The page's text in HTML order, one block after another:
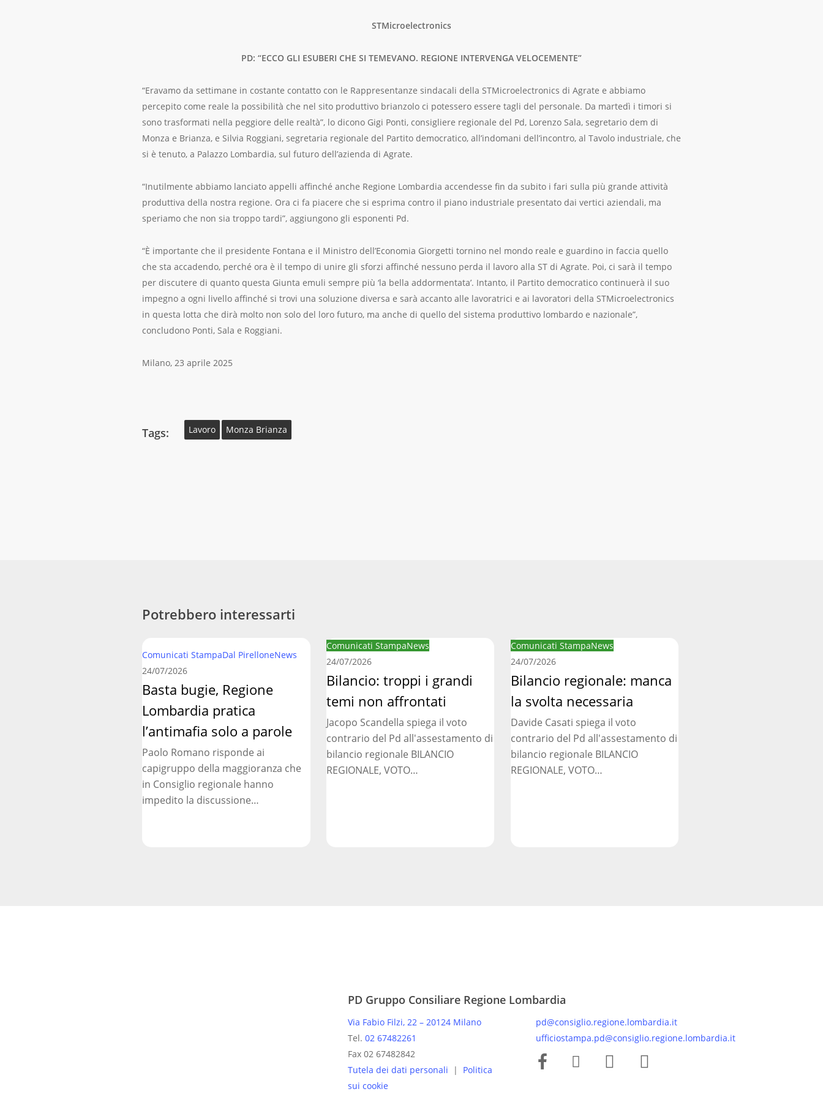
STMicroelectronics
PD: “ECCO GLI ESUBERI CHE SI TEMEVANO. REGIONE INTERVENGA VELOCEMENTE”
“Eravamo da settimane in costante contatto con le Rappresentanze sindacali della STMicroelectronics di Agrate e abbiamo
percepito come reale la possibilità che nel sito produttivo brianzolo ci potessero essere tagli del personale. Da martedì i timori si
sono trasformati nella peggiore delle realtà”, lo dicono Gigi Ponti, consigliere regionale del Pd, Lorenzo Sala, segretario dem di
Monza e Brianza, e Silvia Roggiani, segretaria regionale del Partito democratico, all’indomani dell’incontro, al Tavolo industriale, che
si è tenuto, a Palazzo Lombardia, sul futuro dell’azienda di Agrate.
“Inutilmente abbiamo lanciato appelli affinché anche Regione Lombardia accendesse fin da subito i fari sulla più grande attività
produttiva della nostra regione. Ora ci fa piacere che si esprima contro il piano industriale presentato dai vertici aziendali, ma
speriamo che non sia troppo tardi”, aggiungono gli esponenti Pd.
“È importante che il presidente Fontana e il Ministro dell’Economia Giorgetti tornino nel mondo reale e guardino in faccia quello
che sta accadendo, perché ora è il tempo di unire gli sforzi affinché nessuno perda il lavoro alla ST di Agrate. Poi, ci sarà il tempo
per discutere di quanto questa Giunta emuli sempre più ‘la bella addormentata’. Intanto, il Partito democratico continuerà il suo
impegno a ogni livello affinché si trovi una soluzione diversa e sarà accanto alle lavoratrici e ai lavoratori della STMicroelectronics
in questa lotta che dirà molto non solo del loro futuro, ma anche di quello del sistema produttivo lombardo e nazionale”,
concludono Ponti, Sala e Roggiani.
Milano, 23 aprile 2025
Tags: Lavoro Monza Brianza
Potrebbero interessarti
Comunicati StampaDal PirelloneNews
bugie,
Regione
Lombardia
pratica
l’antimafia
solo
a
parole
24/07/2026
Basta bugie, Regione
Lombardia pratica
l’antimafia solo a parole
Paolo Romano risponde ai
capigruppo della maggioranza che
in Consiglio regionale hanno
impedito la discussione…
Comunicati StampaNews
Bilancio:
troppi
i
temi
non
affrontati
24/07/2026
Bilancio: troppi i grandi
temi non affrontati
Jacopo Scandella spiega il voto
contrario del Pd all'assestamento di
bilancio regionale BILANCIO
REGIONALE, VOTO…
Comunicati StampaNews
Bilancio
regionale:
manca
svolta
necessaria
24/07/2026
Bilancio regionale: manca
la svolta necessaria
Davide Casati spiega il voto
contrario del Pd all'assestamento di
bilancio regionale BILANCIO
REGIONALE, VOTO…
PD Gruppo Consiliare Regione Lombardia
Via Fabio Filzi, 22 – 20124 Milano
Tel.02 67482261
Fax 02 67482842
Tutela dei dati personali
| Politica
sui cookie
pd@consiglio.regione.lombardia.it
ufficiostampa.pd@consiglio.regione.lombardia.it
Pagine Facebook Gruppo Consiliare PD LombardiaPagina Messenger Gruppo Consiliare PD LombardiaPagina Instagram Gruppo PD LombardiaPagina Youtube Gruppo PD Lombardia